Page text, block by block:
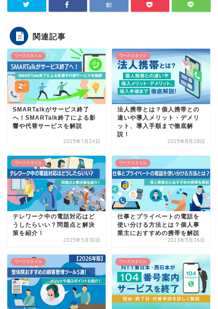
関連記事
ワークスタイル
SMARTalkがサービス終了
へ！SMARTalk終了による影
響や代替サービスを解説
2025年1月24日
ワークスタイル
法人携帯とは？個人携帯との
違いや導入メリット・デメリ
ット、導入手順まで徹底解
説！
2025年8月28日
ワークスタイル
テレワーク中の電話対応はど
うしたらいい？問題点と解決
策を紹介！
2025年5月30日
ワークスタイル
仕事とプライベートの電話を
使い分ける方法とは？個人事
業主におすすめの携帯を解説
2023年5月26日
ワークスタイル ワークスタイル